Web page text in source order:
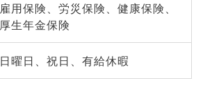
雇用保険、労災保険、健康保険、
厚生年金保険
日曜日、祝日、有給休暇